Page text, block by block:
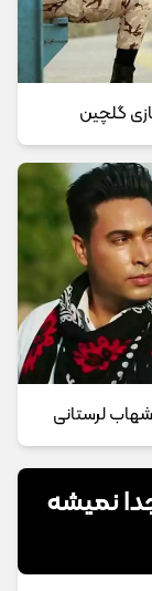
گلچین
لرستانی
ﻧﻤﻴﺸﻪ